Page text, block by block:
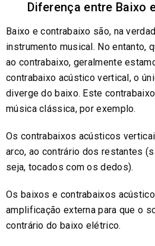
Diferença entre Baixo
Baixo e contrabaixo são, na
instrumento musical. No entanto,
ao contrabaixo, geralmente
contrabaixo acústico vertical, o
diverge do baixo. Este
música clássica, por exemplo.
Os contrabaixos acústicos
arco, ao contrário dos restantes
seja, tocados com os dedos).
Os baixos e contrabaixos
amplificação externa para que o
contrário do baixo elétrico.